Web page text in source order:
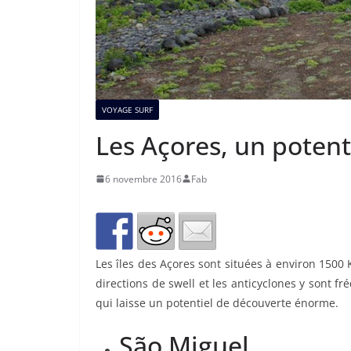
VOYAGE SURF
Les Açores, un
6 novembre 2016 Fab
Les îles des Açores sont situées à environ
directions de swell et les anticyclones y sont
qui laisse un potentiel de découverte énorme.